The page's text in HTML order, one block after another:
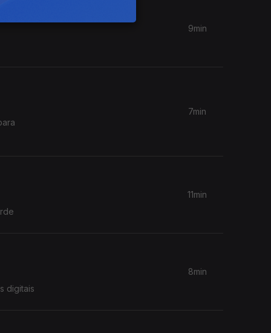
9min
7min
11min
digitais
8min